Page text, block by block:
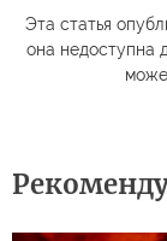
Эта статья
она недоступна